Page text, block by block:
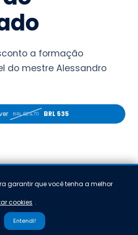
a formação
do mestre Alessandro
BRL 629,70 BRL 535
garantir que você tenha a melhor
cookies .
Entendi!